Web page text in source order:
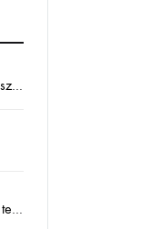
Naczynia jednorazowe z otrąb pszennych
Zakazane produkty plastikowe – tego już nie kupisz